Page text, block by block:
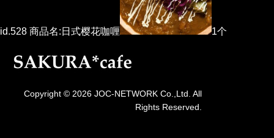
id.528 商品名:日式樱花咖喱 1个
Copyright © 2026 JOC-NETWORK Co.,Ltd. All
Rights Reserved.